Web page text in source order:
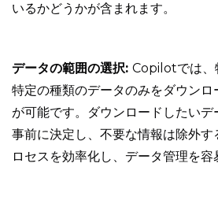
いるかどうかが含まれます。
データの範囲の選択: Copilotでは、
特定の種類のデータのみをダウンロ
が可能です。ダウンロードしたいデ
事前に決定し、不要な情報は除外す
ロセスを効率化し、データ管理を容